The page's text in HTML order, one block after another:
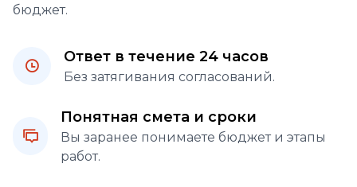
бюджет.
Ответ в течение 24 часов
Без затягивания согласований.
Понятная смета и сроки
Вы заранее понимаете бюджет и этапы
работ.